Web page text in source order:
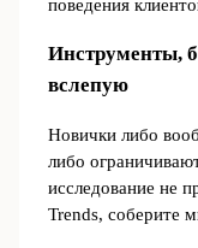
поведения
Инструменты,
вслепую
Новички либо
либо
исследование не
Trends, соберите